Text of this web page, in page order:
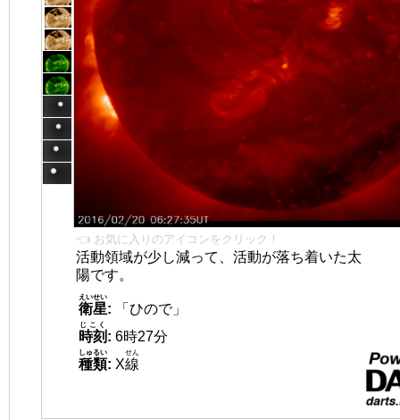
👈 お気に入りのアイコンをクリック！
活動領域が少し減って、活動が落ち着いた太
陽です。
衛星
えいせい
:
「ひので」
時刻
じこく
: 6時27分
種類
しゅるい
: X線
せん